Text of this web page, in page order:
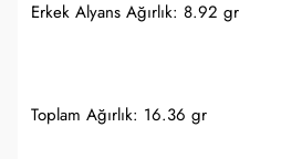
Erkek Alyans Ağırlık: 8.92 gr
Toplam Ağırlık: 16.36 gr